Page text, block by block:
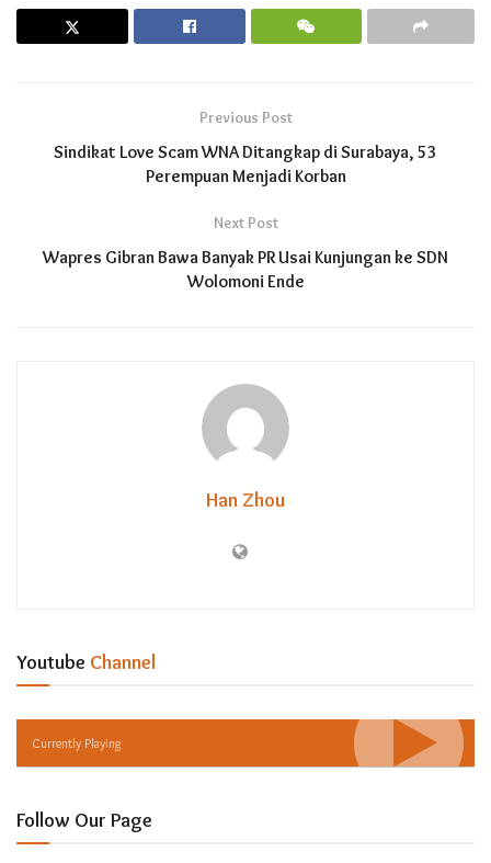
Previous Post
Sindikat Love Scam WNA Ditangkap di Surabaya, 53
Perempuan Menjadi Korban
Next Post
Wapres Gibran Bawa Banyak PR Usai Kunjungan ke SDN
Wolomoni Ende
Han Zhou
Youtube Channel
Currently Playing
Follow Our Page